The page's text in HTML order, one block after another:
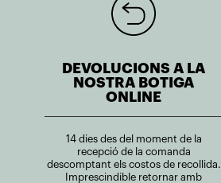
DEVOLUCIONS A LA
NOSTRA BOTIGA
ONLINE
14 dies des del moment de la
recepció de la comanda
descomptant els costos de recollida.
Imprescindible retornar amb